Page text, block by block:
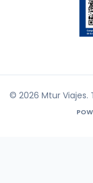
© 2026 Mtur Viajes.